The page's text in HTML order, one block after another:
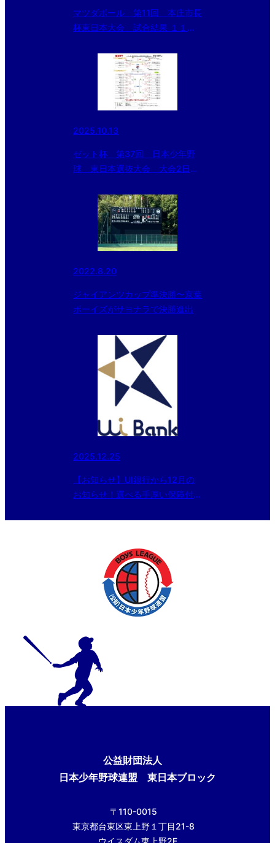
マツダボール 第11回 本庄市長
杯東日本大会 試合結果 １１月
2025.10.13
ゼット杯 第37回 日本少年野
球 東日本選抜大会 大会2日
2022.8.20
ジャイアンツカップ準決勝〜京葉
ボーイズがサヨナラで決勝進出
2025.12.25
【お知らせ】UI銀行から12月の
お知らせ！選べる手厚い保障付
公益財団法人
日本少年野球連盟 東日本ブロック
〒110-0015
東京都台東区東上野１丁目21-8
ウイスダム東上野2F